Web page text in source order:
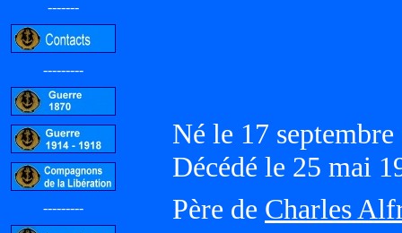
-------
---------
---------
Né le 17
Décédé le 25 mai
Père de Charles